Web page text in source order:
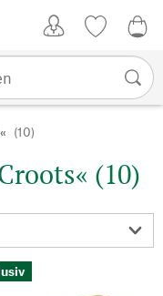
(10)
(10)